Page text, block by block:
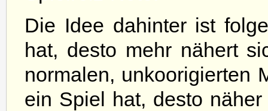
Die Idee dahinter ist
hat, desto mehr nähert
normalen, unkoorigierten
ein Spiel hat, desto